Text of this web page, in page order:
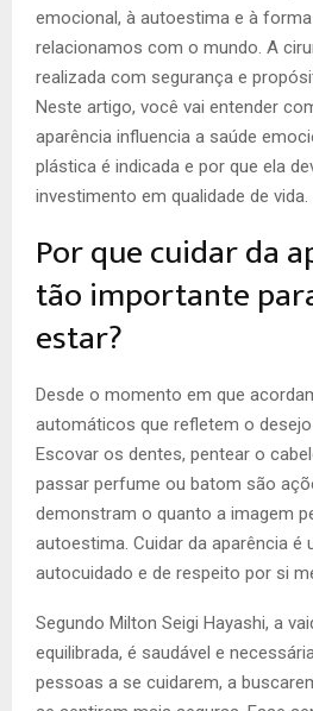
emocional, à autoestima e à
relacionamos com o mundo. A
realizada com segurança e
Neste artigo, você vai entender
aparência influencia a saúde
plástica é indicada e por que ela
investimento em qualidade de vida.
Por que cuidar da
tão importante
estar?
Desde o momento em que
automáticos que refletem o
Escovar os dentes, pentear o
passar perfume ou batom são
demonstram o quanto a imagem
autoestima. Cuidar da aparência é
autocuidado e de respeito por si
Segundo Milton Seigi Hayashi, a
equilibrada, é saudável e
pessoas a se cuidarem, a